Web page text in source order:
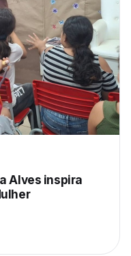
Alves inspira